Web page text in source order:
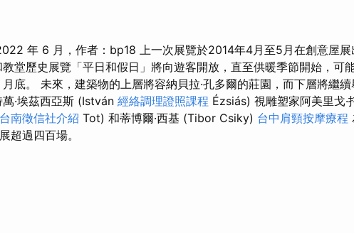
年 6 月，作者：bp18 上一次展覽於2014年4月至5月在創意屋
堂歷史展覽「平日和假日」將向遊客開放，直至供暖季節開始，可
月底。 未來，建築物的上層將容納貝拉·孔多爾的莊園，而下層將繼
·埃茲西亞斯 (István 經絡調理證照課程 Ézsiás) 視雕塑家阿美里戈·
台南徵信社介紹 Tot) 和蒂博爾·西基 (Tibor Csiky) 台中肩頸按摩療程
超過四百場。